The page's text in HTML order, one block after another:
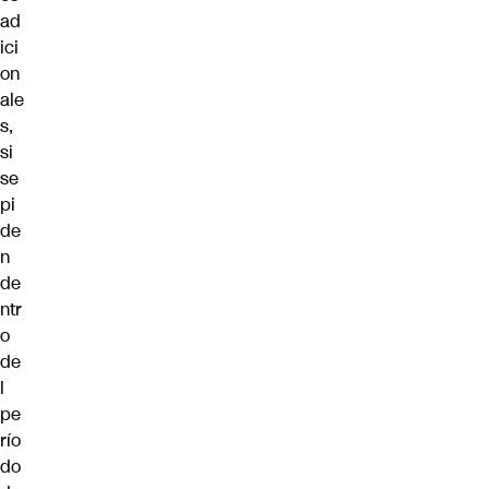
ad
ici
on
ale
s,
si
se
pi
de
n
de
ntr
o
de
l
pe
río
do